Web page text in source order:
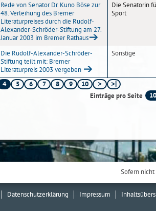
Rede von Senator Dr. Kuno Böse zur
48. Verleihung des Bremer
Literaturpreises durch die Rudolf-
Alexander-Schröder-Stiftung am 27.
Januar 2003 im Bremer Rathaus
Die Senatorin
Sport
Die Rudolf-Alexander-Schröder-
Stiftung teilt mit: Bremer
Literaturpreis 2003 vergeben
Sonstige
4 5 6 7 8 9
10
Einträge pro Seite
10
Sofern nicht
Datenschutzerklärung Impressum